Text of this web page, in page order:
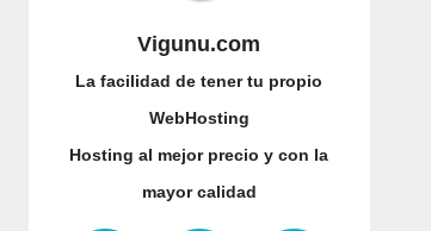
Vigunu.com
La facilidad de tener tu propio
WebHosting
Hosting al mejor precio y con la
mayor calidad